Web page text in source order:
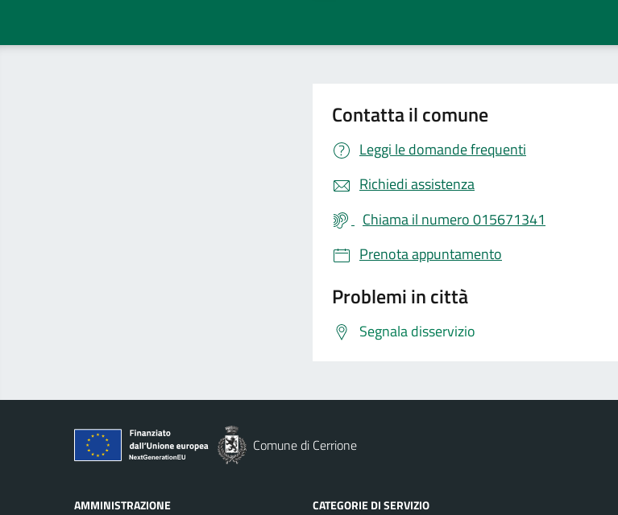
Contatta il comune
Leggi le domande frequenti
Richiedi assistenza
Chiama il numero 015671341
Prenota appuntamento
Problemi in città
Segnala disservizio
Comune di Cerrione
AMMINISTRAZIONE CATEGORIE DI SERVIZIO